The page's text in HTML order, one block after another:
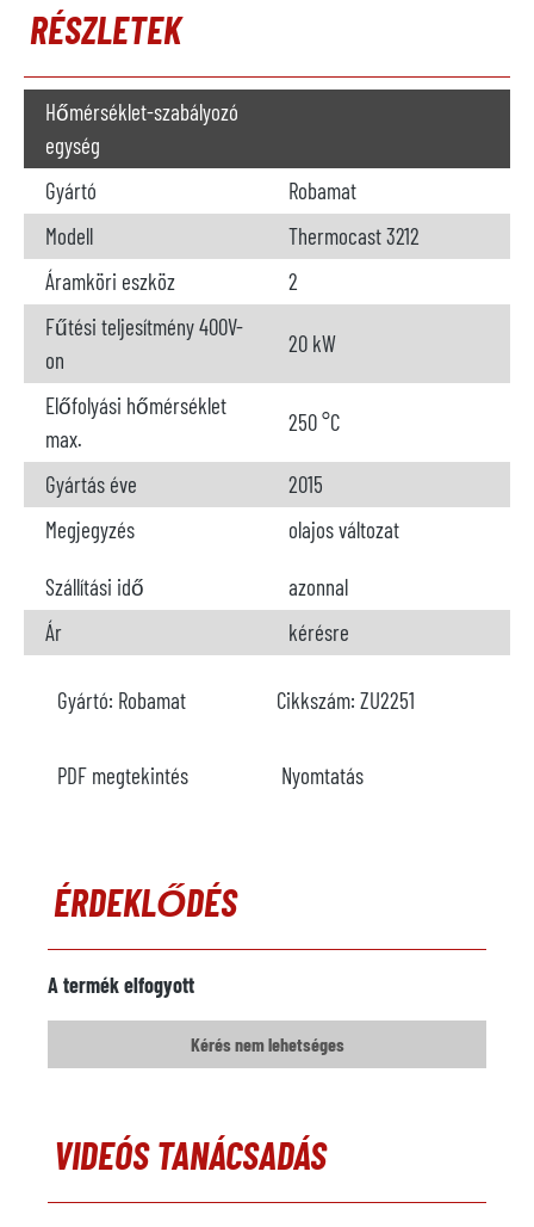
RÉSZLETEK
Hőmérséklet-szabályozó
egység
Gyártó
Robamat
Modell
Thermocast 3212
Áramköri eszköz
2
Fűtési teljesítmény 400V-
on
20 kW
Előfolyási hőmérséklet
max.
250 °C
Gyártás éve
2015
Megjegyzés
olajos változat
Szállítási idő
azonnal
Ár
kérésre
Gyártó: Robamat Cikkszám: ZU2251
PDF megtekintés Nyomtatás
ÉRDEKLŐDÉS
A termék elfogyott
Kérés nem lehetséges
VIDEÓS TANÁCSADÁS